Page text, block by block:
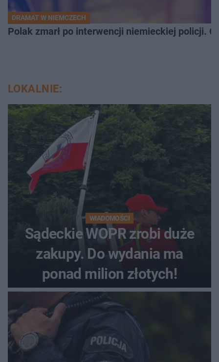
DRAMAT W NIEMCZECH
Polak zmarł po interwencji niemieckiej policji.
LOKALNIE:
WIADOMOŚCI
Sądeckie WOPR zrobi duże
zakupy. Do wydania ma
ponad milion złotych!